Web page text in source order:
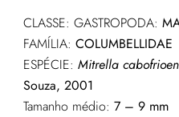
CLASSE: GASTROPODA:
FAMÍLIA: COLUMBELLIDAE
ESPÉCIE: Mitrella
Souza, 2001
Tamanho médio: 7 – 9 mm